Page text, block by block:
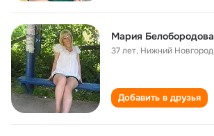
Мария Белобородова
37 лет, Нижний Новгород
Добавить в друзья